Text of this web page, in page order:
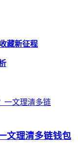
藏新征程
文理清多链钱包